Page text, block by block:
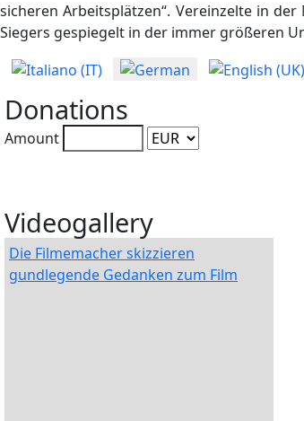
Sprache auswählen
Donations
Amount
Videogallery
Die Filmemacher skizzieren
gundlegende Gedanken zum Film
sicheren Arbeitsplätzen“. Vereinzelte in
Siegers gespiegelt in der immer größeren